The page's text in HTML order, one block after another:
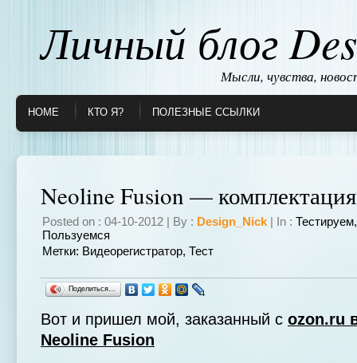
Личный блог
Мысли, чувства,
HOME КТО Я? ПОЛЕЗНЫЕ ССЫЛКИ
Neoline Fusion —
Posted on : 04-10-2012 | By : Design_Nick | In :
Пользуемся
Метки: Видеорегистратор, Тест
Поделиться…
Вот и пришел мой, заказанный с ozon.ru
Neoline Fusion